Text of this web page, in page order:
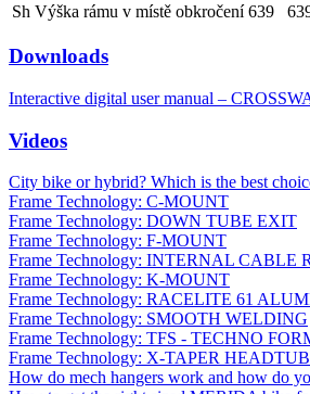
Sh Výška rámu v místě obkročení 639
Downloads
Interactive digital user manual –
Videos
City bike or hybrid? Which is the best
Frame Technology: C-MOUNT
Frame Technology: DOWN TUBE EXIT
Frame Technology: F-MOUNT
Frame Technology: INTERNAL CABLE
Frame Technology: K-MOUNT
Frame Technology: RACELITE 61
Frame Technology: SMOOTH WELDING
Frame Technology: TFS - TECHNO
Frame Technology: X-TAPER
How do mech hangers work and how do